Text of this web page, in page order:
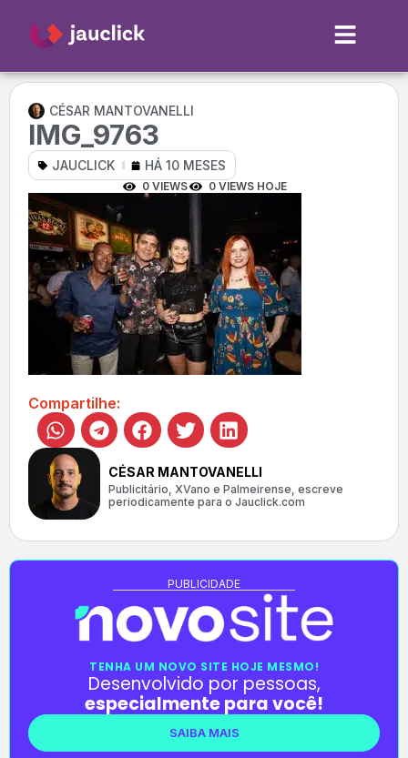
CÉSAR MANTOVANELLI
IMG_9763
JAUCLICK HÁ 10 MESES
0 VIEWS 0 VIEWS HOJE
Compartilhe:
CÉSAR MANTOVANELLI
Publicitário, XVano e Palmeirense, escreve
periodicamente para o Jauclick.com
PUBLICIDADE
TENHA UM NOVO SITE HOJE MESMO!
Desenvolvido por pessoas,
especialmente para você!
SAIBA MAIS